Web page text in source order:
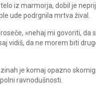
iz marmorja, dobil je
ude podrgnila mrtva žival.
»nehaj mi govoriti, da
vidiš, da ne morem biti
je komaj opazno
ravnodušnosti.